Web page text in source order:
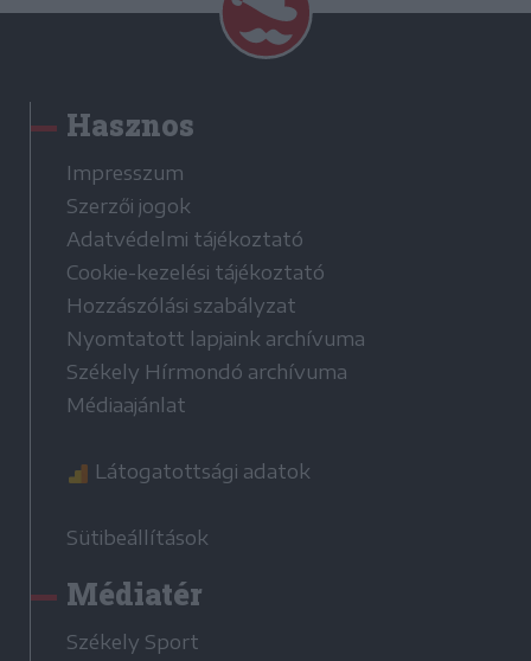
Hasznos
Impresszum
Szerzői jogok
Adatvédelmi tájékoztató
Cookie-kezelési tájékoztató
Hozzászólási szabályzat
Nyomtatott lapjaink archívuma
Székely Hírmondó archívuma
Médiaajánlat
Látogatottsági adatok
Sütibeállítások
Médiatér
Székely Sport